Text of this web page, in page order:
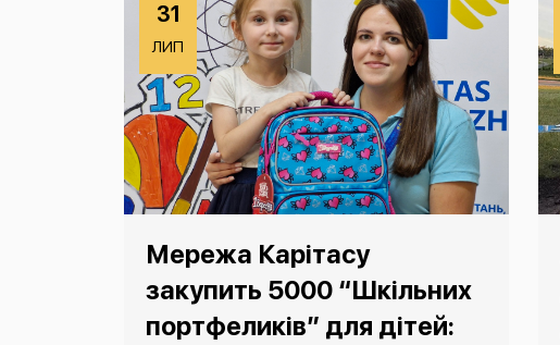
31
ЛИП
Мережа Карітасу
закупить 5000 “Шкільних
портфеликів” для дітей: